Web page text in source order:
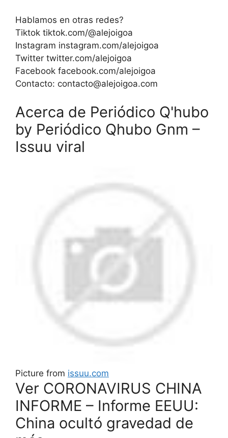
Hablamos en otras redes?
Tiktok tiktok.com/@alejoigoa
Instagram instagram.com/alejoigoa
Twitter twitter.com/alejoigoa
Facebook facebook.com/alejoigoa
Contacto: contacto@alejoigoa.com
Acerca de Periódico Q'hubo
by Periódico Qhubo Gnm –
Issuu viral
Picture from issuu.com
Ver CORONAVIRUS CHINA
INFORME – Informe EEUU:
China ocultó gravedad de